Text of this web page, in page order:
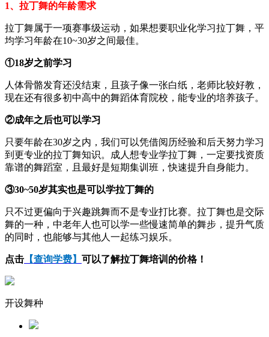
1、拉丁舞的年龄需求
拉丁舞属于一项赛事级运动，如果想要职业化学习拉丁舞，平
均学习年龄在10~30岁之间最佳。
①18岁之前学习
人体骨骼发育还没结束，且孩子像一张白纸，老师比较好教，
现在还有很多初中高中的舞蹈体育院校，能专业的培养孩子。
②成年之后也可以学习
只要年龄在30岁之内，我们可以凭借阅历经验和后天努力学习
到更专业的拉丁舞知识。成人想专业学拉丁舞，一定要找资质
靠谱的舞蹈室，且最好是短期集训班，快速提升自身能力。
③30~50岁其实也是可以学拉丁舞的
只不过更偏向于兴趣跳舞而不是专业打比赛。拉丁舞也是交际
舞的一种，中老年人也可以学一些慢速简单的舞步，提升气质
的同时，也能够与其他人一起练习娱乐。
点击 【查询学费】 可以了解拉丁舞培训的价格！
开设舞种